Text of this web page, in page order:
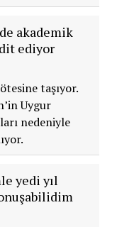
akademik
ediyor
taşıyor.
Uygur
nedeniyle
yedi yıl